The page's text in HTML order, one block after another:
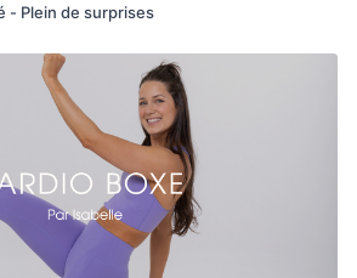
- Plein de surprises